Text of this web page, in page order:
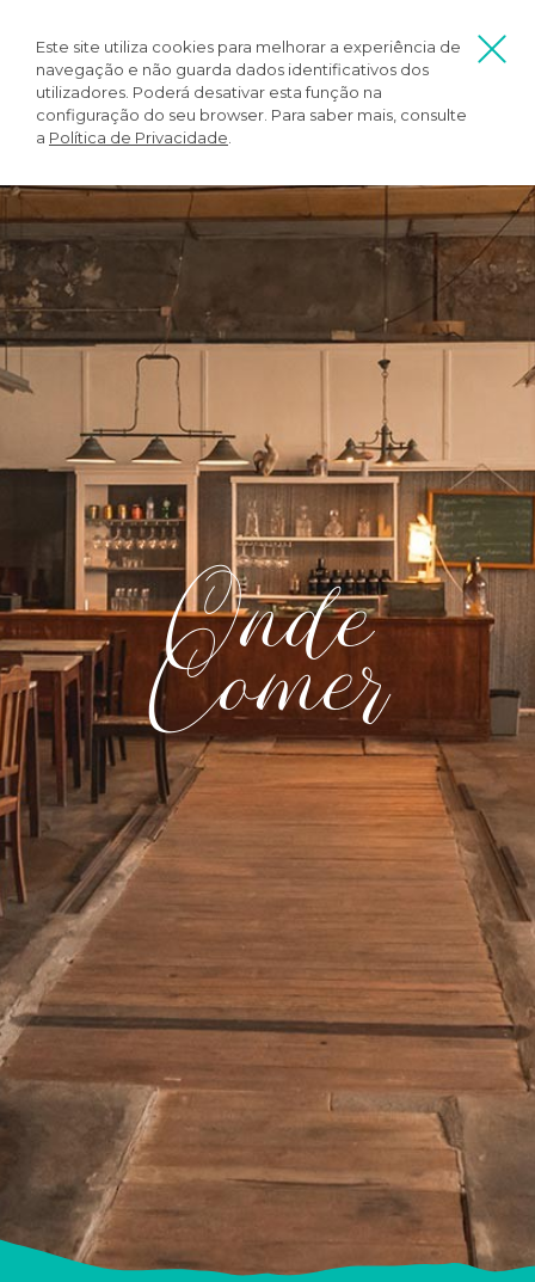
Este site utiliza cookies para melhorar a experiência de
navegação e não guarda dados identificativos dos
utilizadores. Poderá desativar esta função na
configuração do seu browser. Para saber mais, consulte
a Política de Privacidade
Onde
Comer